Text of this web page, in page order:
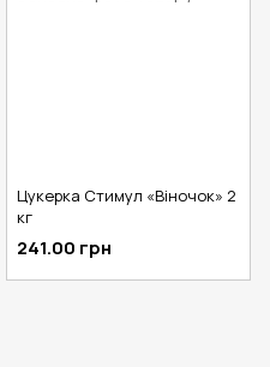
Цукерка Стимул «Віночок» 2
кг
241.00 грн